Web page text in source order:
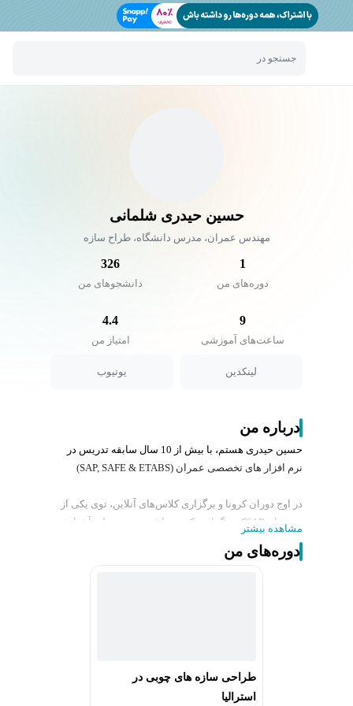
جستجو در
حسین حیدری شلمانی
مهندس عمران، مدرس دانشگاه، طراح سازه
1
دوره‌های من
326
دانشجو‌های من
9
ساعت‌های آموزشی
4.4
امتیاز من
لینکدین یوتیوب
درباره من
حسین حیدری هستم، با بیش از 10 سال سابقه تدریس در
نرم افزار های تخصصی عمران (SAP, SAFE & ETABS)
در اوج دوران کرونا و برگزاری کلاس‌های آنلاین، توی یکی از
دوره‌های SAPکه برگزار میکردم، با فردی در نیوزلند آشنا شدم
که در زمینه‌ی طراحی سازه‌های چوبی کار می‌کرد و به من
پیشنهاد همکاری داد.
حالا و بعد از پنج سال، علاوه بر نیوزلند، با پروژه‌هایی در
استرالیا، آلمان و حتی مقداری در کانادا و آمریکا هم درگیر
مشاهده بیشتر
دوره‌های من
طراحی سازه های چوبی در
استرالیا